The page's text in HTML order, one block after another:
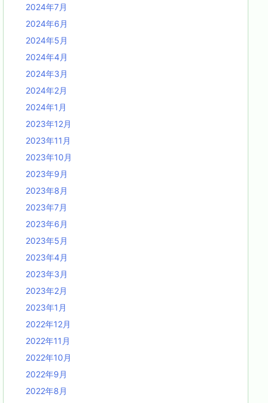
2024年7月
2024年6月
2024年5月
2024年4月
2024年3月
2024年2月
2024年1月
2023年12月
2023年11月
2023年10月
2023年9月
2023年8月
2023年7月
2023年6月
2023年5月
2023年4月
2023年3月
2023年2月
2023年1月
2022年12月
2022年11月
2022年10月
2022年9月
2022年8月